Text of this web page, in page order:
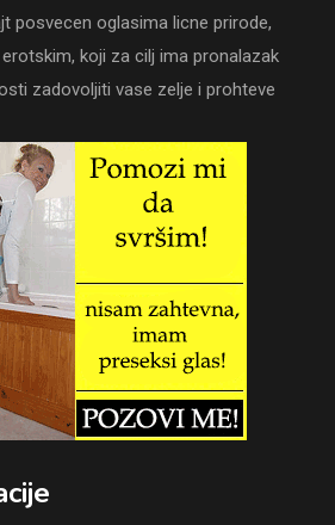
posvecen oglasima licne prirode,
koji za cilj ima pronalazak
zadovoljiti vase zelje i prohteve